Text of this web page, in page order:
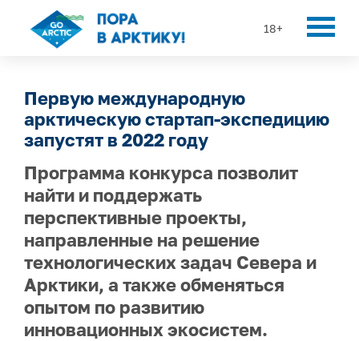
18+
Первую международную
арктическую стартап-экспедицию
запустят в 2022 году
Программа конкурса позволит
найти и поддержать
перспективные проекты,
направленные на решение
технологических задач Севера и
Арктики, а также обменяться
опытом по развитию
инновационных экосистем.